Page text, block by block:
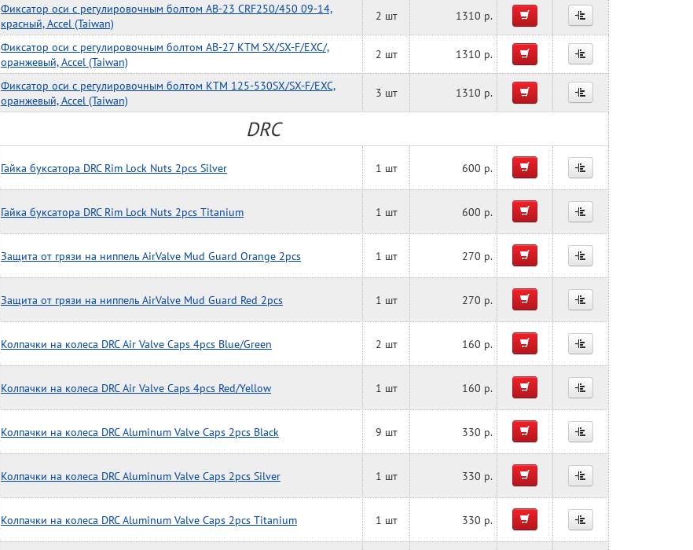
Фиксатор оси с регулировочным болтом AB-23 CRF250/450 09-14,
красный, Accel (Taiwan)
2 шт 1310 р.
Фиксатор оси с регулировочным болтом AB-27 KTM SX/SX-F/EXC/,
оранжевый, Accel (Taiwan)
2 шт 1310 р.
Фиксатор оси с регулировочным болтом KTM 125-530SX/SX-F/EXC,
оранжевый, Accel (Taiwan)
3 шт 1310 р.
DRC
Гайка буксатора DRC Rim Lock Nuts 2pcs Silver 1 шт 600 р.
Гайка буксатора DRC Rim Lock Nuts 2pcs Titanium 1 шт 600 р.
Защита от грязи на ниппель AirValve Mud Guard Orange 2pcs 1 шт 270 р.
Защита от грязи на ниппель AirValve Mud Guard Red 2pcs 1 шт 270 р.
Колпачки на колеса DRC Air Valve Caps 4pcs Blue/Green 2 шт 160 р.
Колпачки на колеса DRC Air Valve Caps 4pcs Red/Yellow 1 шт 160 р.
Колпачки на колеса DRC Aluminum Valve Caps 2pcs Black 9 шт 330 р.
Колпачки на колеса DRC Aluminum Valve Caps 2pcs Silver 1 шт 330 р.
Колпачки на колеса DRC Aluminum Valve Caps 2pcs Titanium 1 шт 330 р.